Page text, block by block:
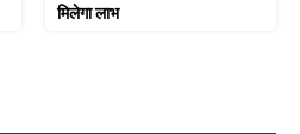
मिलेगा लाभ